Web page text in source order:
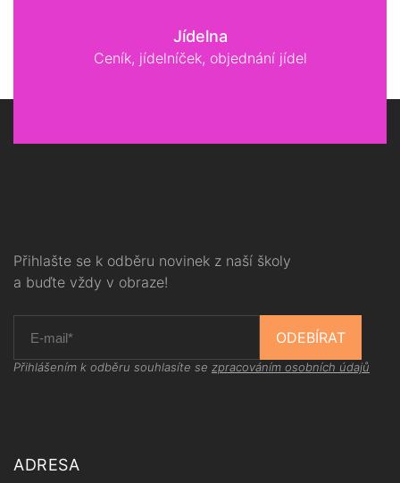
Jídelna
Ceník, jídelníček, objednání jídel
Přihlašte se k odběru novinek z naší školy
a buďte vždy v obraze!
ODEBÍRAT
Přihlášením k odběru souhlasíte se zpracováním osobních údajů
ADRESA